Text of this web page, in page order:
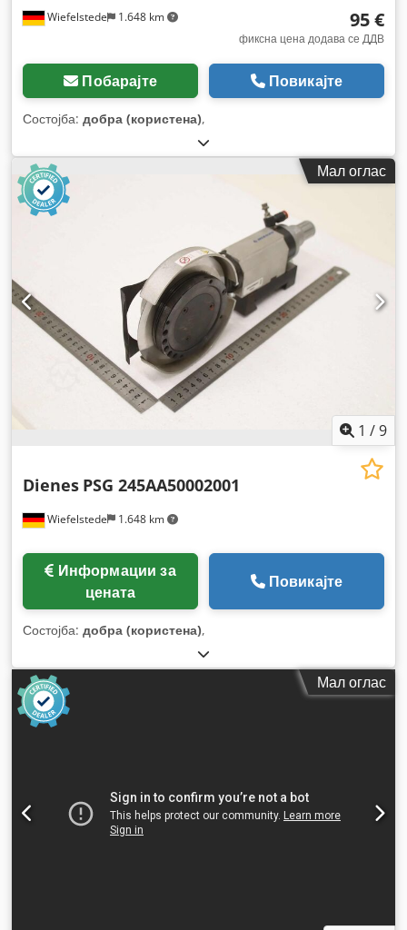
Wiefelstede 1.648 km 95 €
фиксна цена додава се ДДВ
Побарајте Повикајте
Состојба: добра (користена),
Мал оглас
1 /9
Wiefelstede 1.648 km
Dienes PSG 245AA50002001
цената
Повикајте
Состојба: добра (користена),
Мал оглас